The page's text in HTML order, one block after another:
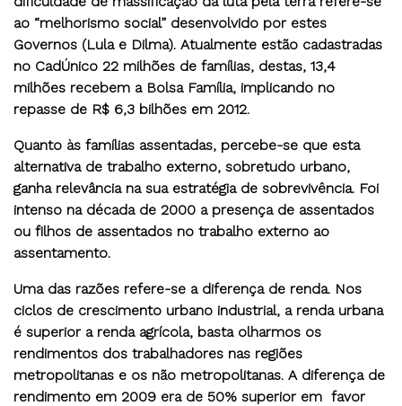
ao “melhorismo social” desenvolvido por estes
Governos (Lula e Dilma). Atualmente estão cadastradas
no CadÚnico 22 milhões de famílias, destas, 13,4
milhões recebem a Bolsa Família, implicando no
repasse de R$ 6,3 bilhões em 2012.
Quanto às famílias assentadas, percebe-se que esta
alternativa de trabalho externo, sobretudo urbano,
ganha relevância na sua estratégia de sobrevivência. Foi
intenso na década de 2000 a presença de assentados
ou filhos de assentados no trabalho externo ao
assentamento.
Uma das razões refere-se a diferença de renda. Nos
ciclos de crescimento urbano industrial, a renda urbana
é superior a renda agrícola, basta olharmos os
rendimentos dos trabalhadores nas regiões
metropolitanas e os não metropolitanas. A diferença de
rendimento em 2009 era de 50% superior em favor